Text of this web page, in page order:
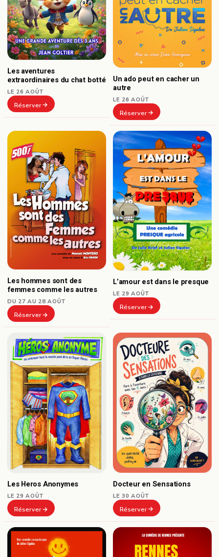
Les aventures
extraordinaires du chat botté
LE 26 AOÛT
Réserver
Un ado peut en cacher un
autre
LE 26 AOÛT
Réserver
Les hommes sont des
femmes comme les autres
DU 27 AU 28 AOÛT
Réserver
L’amour est dans le presque
LE 29 AOÛT
Réserver
Les Heros Anonymes
LE 29 AOÛT
Réserver
Docteur en Sensations
LE 30 AOÛT
Réserver